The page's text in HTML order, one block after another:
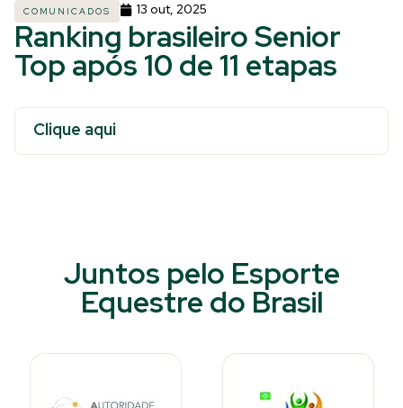
COMUNICADOS 13 out, 2025
Ranking brasileiro Senior
Top após 10 de 11 etapas
Clique aqui
Juntos pelo Esporte
Equestre do Brasil